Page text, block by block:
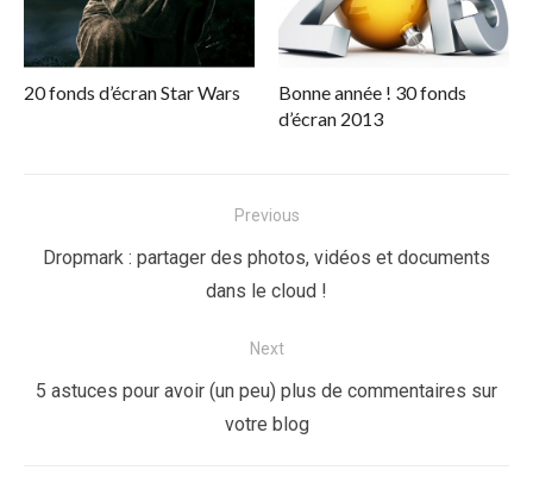
20 fonds d’écran Star Wars
Bonne année ! 30 fonds
d’écran 2013
de
Previous
Previous
Dropmark : partager des photos, vidéos et documents
dans le cloud !
Next
Next
5 astuces pour avoir (un peu) plus de commentaires sur
votre blog